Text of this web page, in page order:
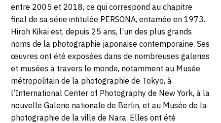
entre 2005 et 2018, ce qui correspond au chapitre
final de sa série intitulée PERSONA, entamée en 1973.
Hiroh Kikai est, depuis 25 ans, l’un des plus grands
noms de la photographie japonaise contemporaine. Ses
œuvres ont été exposées dans de nombreuses galeries
et musées à travers le monde, notamment au Musée
métropolitain de la photographie de Tokyo, à
l’International Center of Photography de New York, à la
nouvelle Galerie nationale de Berlin, et au Musée de la
photographie de la ville de Nara. Elles ont été